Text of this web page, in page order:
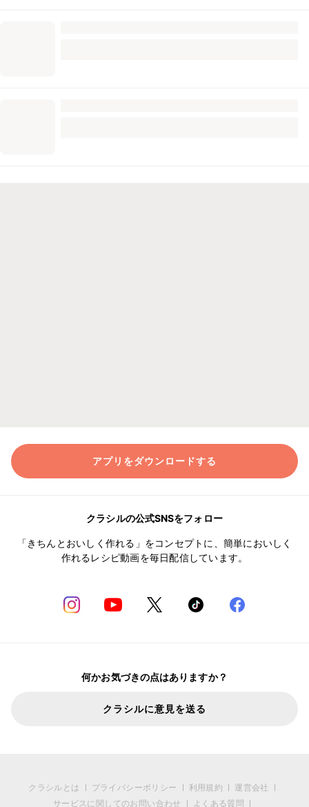
アプリをダウンロードする
クラシルの公式SNSをフォロー
「きちんとおいしく作れる」をコンセプトに、簡単においしく
作れるレシピ動画を毎日配信しています。
何かお気づきの点はありますか？
クラシルに意見を送る
クラシルとは プライバシーポリシー 利用規約
運営会社
サービスに関してのお問い合わせ
よくある質問